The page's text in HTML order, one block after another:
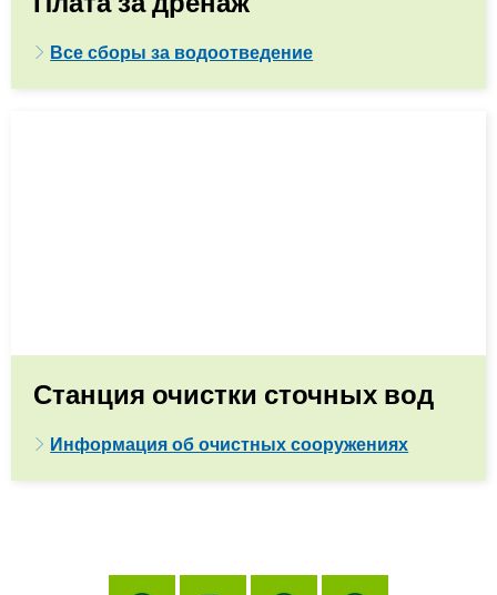
Все сборы за водоотведение
Станция очистки сточных вод
Информация об очистных сооружениях